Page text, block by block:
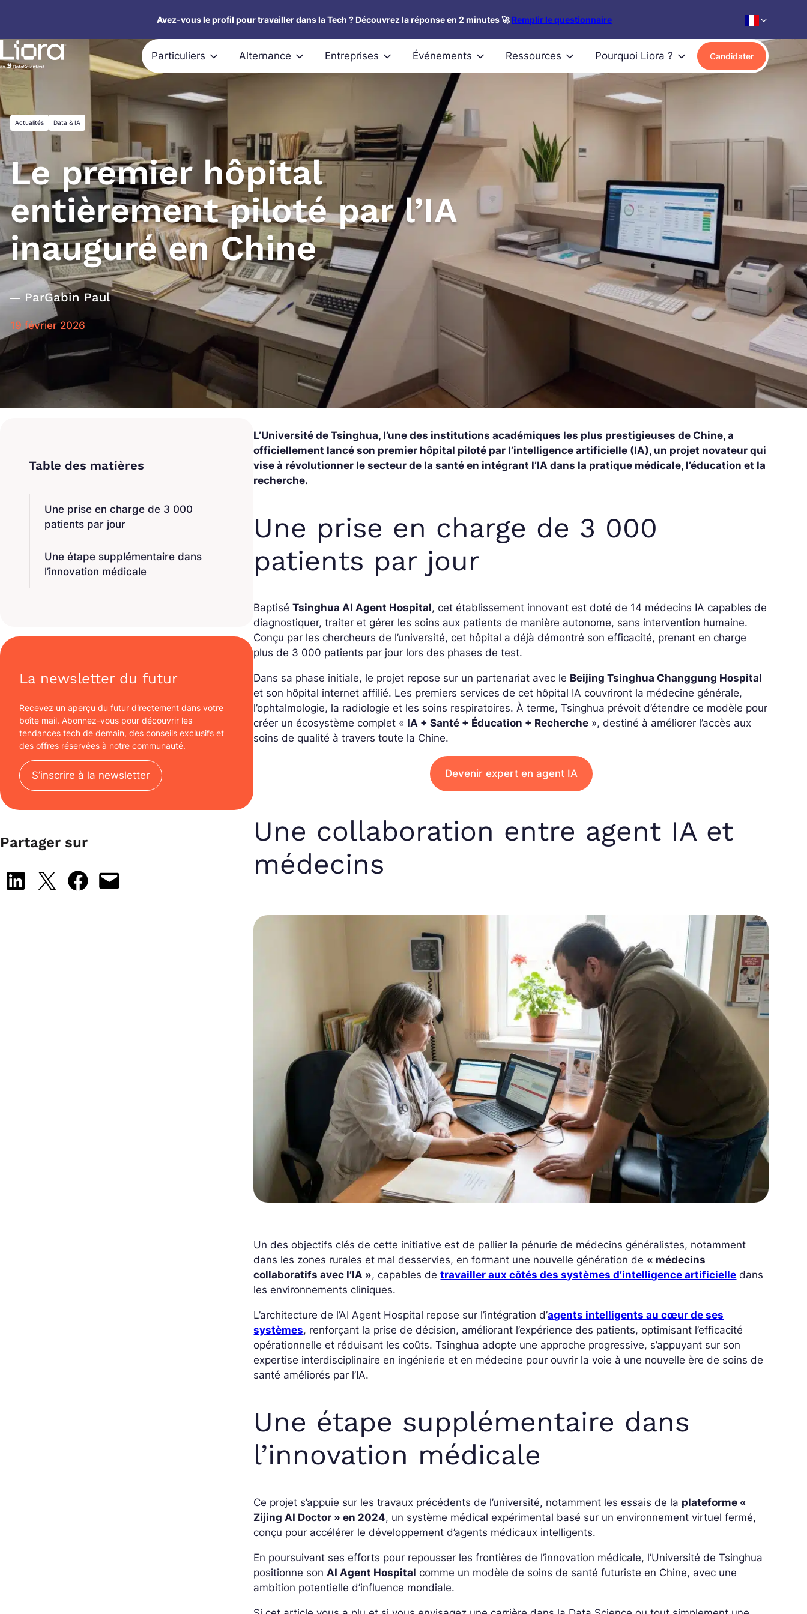
contenu
Avez-vous le profil pour travailler dans la Tech ? Découvrez la réponse en 2 minutes 🚀Remplir le questionnaire
Particuliers Alternance Entreprises Événements Ressources Pourquoi Liora ? Candidater
Actualités Data & IA
Le premier hôpital
entièrement piloté par l’IA
inauguré en Chine
ParGabin Paul
19 février 2026
Une prise en charge de 3 000
patients par jour
Une étape supplémentaire dans
l’innovation médicale
La newsletter du futur
Recevez un aperçu du futur directement dans votre
boîte mail. Abonnez-vous pour découvrir les
tendances tech de demain, des conseils exclusifs et
des offres réservées à notre communauté.
S’inscrire à la newsletter
Partager sur
Share on LinkedIn
Share on X Share on Facebook
Email this Page
L’Université de Tsinghua, l’une des institutions académiques les plus prestigieuses de Chine, a
officiellement lancé son premier hôpital piloté par l’intelligence artificielle (IA), un projet novateur qui
vise à révolutionner le secteur de la santé en intégrant l’IA dans la pratique médicale, l’éducation et la
recherche.
Une prise en charge de 3 000
patients par jour
BaptiséTsinghua AI Agent Hospital, cet établissement innovant est doté de 14 médecins IA capables de
diagnostiquer, traiter et gérer les soins aux patients de manière autonome, sans intervention humaine.
Conçu par les chercheurs de l’université, cet hôpital a déjà démontré son efficacité, prenant en charge
plus de 3 000 patients par jour lors des phases de test.
Dans sa phase initiale, le projet repose sur un partenariat avec le Beijing Tsinghua Changgung Hospital
et son hôpital internet affilié. Les premiers services de cet hôpital IA couvriront la médecine générale,
l’ophtalmologie, la radiologie et les soins respiratoires. À terme, Tsinghua prévoit d’étendre ce modèle pour
créer un écosystème complet « IA + Santé + Éducation + Recherche », destiné à améliorer l’accès aux
soins de qualité à travers toute la Chine.
Devenir expert en agent IA
Une collaboration entre agent IA et
médecins
Un des objectifs clés de cette initiative est de pallier la pénurie de médecins généralistes, notamment
dans les zones rurales et mal desservies, en formant une nouvelle génération de « médecins
collaboratifs avec l’IA », capables detravailler aux côtés des systèmes d’intelligence artificielle dans
les environnements cliniques.
L’architecture de l’AI Agent Hospital repose sur l’intégration d’agents intelligents au cœur de ses
systèmes, renforçant la prise de décision, améliorant l’expérience des patients, optimisant l’efficacité
opérationnelle et réduisant les coûts. Tsinghua adopte une approche progressive, s’appuyant sur son
expertise interdisciplinaire en ingénierie et en médecine pour ouvrir la voie à une nouvelle ère de soins de
santé améliorés par l’IA.
Une étape supplémentaire dans
l’innovation médicale
Ce projet s’appuie sur les travaux précédents de l’université, notamment les essais de la plateforme «
Zijing AI Doctor » en 2024, un système médical expérimental basé sur un environnement virtuel fermé,
conçu pour accélérer le développement d’agents médicaux intelligents.
En poursuivant ses efforts pour repousser les frontières de l’innovation médicale, l’Université de Tsinghua
positionne son AI Agent Hospital comme un modèle de soins de santé futuriste en Chine, avec une
ambition potentielle d’influence mondiale.